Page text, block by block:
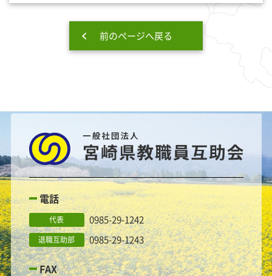
前のページへ戻る
電話
代表 0985-29-1242
退職互助部 0985-29-1243
FAX